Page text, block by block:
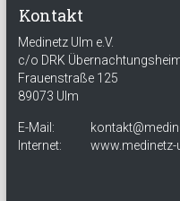
Kontakt
Medinetz Ulm e.V.
c/o DRK
Frauenstraße 125
89073 Ulm
E-Mail:
Internet:
www.medinetz-